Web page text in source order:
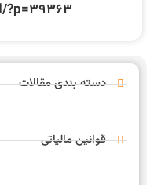
?p=39363
دسته بندی مقالات
قوانین مالیاتی